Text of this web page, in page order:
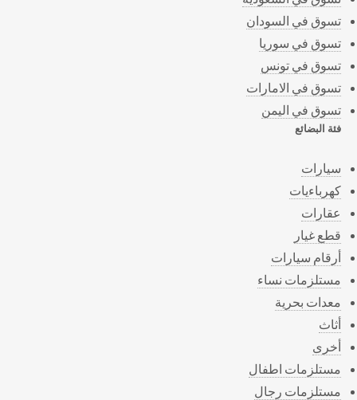
تسوق في السودان
تسوق في سوريا
تسوق في تونس
تسوق في الامارات
تسوق في اليمن
فئة البضائع
سيارات
كهرباءيات
عقارات
قطع غيار
أرقام سيارات
مستلزمات نساء
معدات بحرية
أثاث
أخرى
مستلزمات اطفال
مستلزمات رجال